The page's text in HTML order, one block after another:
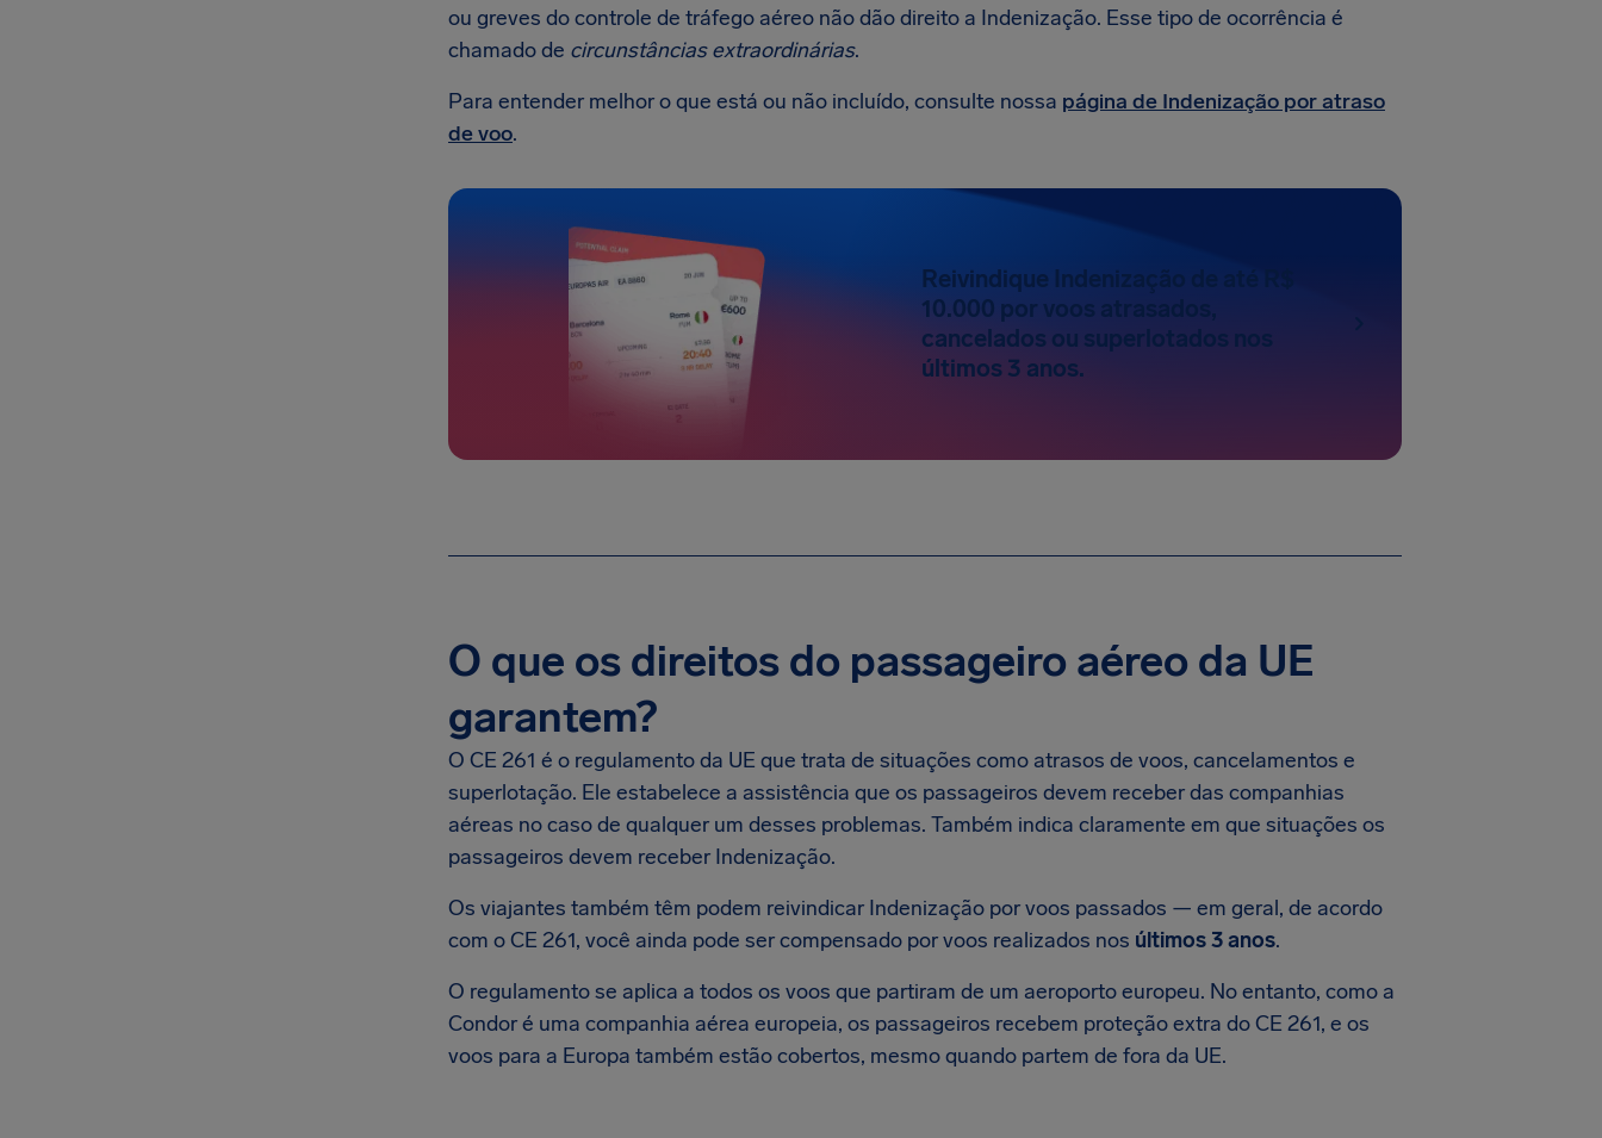
ou greves do controle de tráfego aéreo não dão direito a Indenização. Esse tipo de ocorrência é
chamado de circunstâncias extraordinárias.
Para entender melhor o que está ou não incluído, consulte nossa página de Indenização por atraso
de voo.
Reivindique Indenização de até R$
10.000 por voos atrasados,
cancelados ou superlotados nos
últimos 3 anos.
O que os direitos do passageiro aéreo da UE
garantem?
O CE 261 é o regulamento da UE que trata de situações como atrasos de voos, cancelamentos e
superlotação. Ele estabelece a assistência que os passageiros devem receber das companhias
aéreas no caso de qualquer um desses problemas. Também indica claramente em que situações os
passageiros devem receber Indenização.
Os viajantes também têm podem reivindicar Indenização por voos passados — em geral, de acordo
com o CE 261, você ainda pode ser compensado por voos realizados nos últimos 3 anos.
O regulamento se aplica a todos os voos que partiram de um aeroporto europeu. No entanto, como a
Condor é uma companhia aérea europeia, os passageiros recebem proteção extra do CE 261, e os
voos para a Europa também estão cobertos, mesmo quando partem de fora da UE.